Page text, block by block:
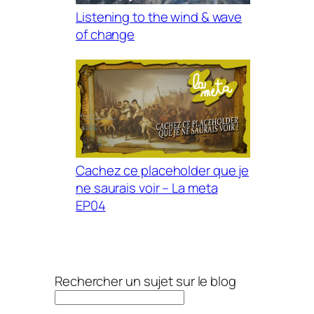
Listening to the wind & wave
of change
Cachez ce placeholder que je
ne saurais voir – La meta
EP04
Rechercher un sujet sur le blog